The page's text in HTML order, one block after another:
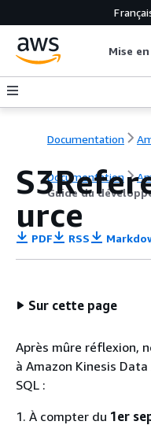
Mise
Documentation
Documentation
Guide du
urce
PDF RSS
Sur cette page
Après mûre réflexion,
à Amazon Kinesis
SQL :
1. À compter du 1er